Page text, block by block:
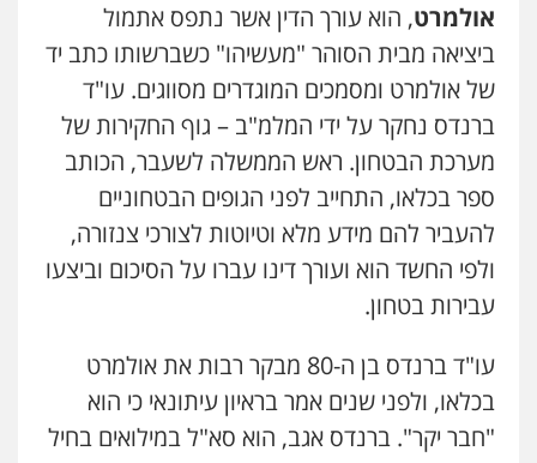
אולמרט, הוא עורך הדין אשר נתפס אתמול
ביציאה מבית הסוהר "מעשיהו" כשברשותו כתב יד
של אולמרט ומסמכים המוגדרים מסווגים. עו"ד
ברנדס נחקר על ידי המלמ"ב – גוף החקירות של
מערכת הבטחון. ראש הממשלה לשעבר, הכותב
ספר בכלאו, התחייב לפני הגופים הבטחוניים
להעביר להם מידע מלא וטיוטות לצורכי צנזורה,
ולפי החשד הוא ועורך דינו עברו על הסיכום וביצעו
עבירות בטחון.
עו"ד ברנדס בן ה-80 מבקר רבות את אולמרט
בכלאו, ולפני שנים אמר בראיון עיתונאי כי הוא
"חבר יקר". ברנדס אגב, הוא סא"ל במילואים בחיל